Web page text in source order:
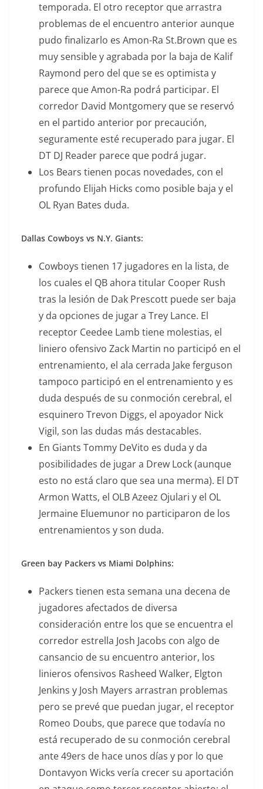
temporada. El otro receptor que arrastra
problemas de el encuentro anterior aunque
pudo finalizarlo es Amon-Ra St.Brown que es
muy sensible y agrabada por la baja de Kalif
Raymond pero del que se es optimista y
parece que Amon-Ra podrá participar. El
corredor David Montgomery que se reservó
en el partido anterior por precaución,
seguramente esté recuperado para jugar. El
DT DJ Reader parece que podrá jugar.
Los Bears tienen pocas novedades, con el
profundo Elijah Hicks como posible baja y el
OL Ryan Bates duda.
Dallas Cowboys vs N.Y. Giants:
Cowboys tienen 17 jugadores en la lista, de
los cuales el QB ahora titular Cooper Rush
tras la lesión de Dak Prescott puede ser baja
y da opciones de jugar a Trey Lance. El
receptor Ceedee Lamb tiene molestias, el
liniero ofensivo Zack Martin no participó en el
entrenamiento, el ala cerrada Jake ferguson
tampoco participó en el entrenamiento y es
duda después de su conmoción cerebral, el
esquinero Trevon Diggs, el apoyador Nick
Vigil, son las dudas más destacables.
En Giants Tommy DeVito es duda y da
posibilidades de jugar a Drew Lock (aunque
esto no está claro que sea una merma). El DT
Armon Watts, el OLB Azeez Ojulari y el OL
Jermaine Eluemunor no participaron de los
entrenamientos y son duda.
Green bay Packers vs Miami Dolphins:
Packers tienen esta semana una decena de
jugadores afectados de diversa
consideración entre los que se encuentra el
corredor estrella Josh Jacobs con algo de
cansancio de su encuentro anterior, los
linieros ofensivos Rasheed Walker, Elgton
Jenkins y Josh Mayers arrastran problemas
pero se prevé que puedan jugar, el receptor
Romeo Doubs, que parece que todavía no
está recuperado de su conmoción cerebral
ante 49ers de hace unos días y por lo que
Dontavyon Wicks vería crecer su aportación